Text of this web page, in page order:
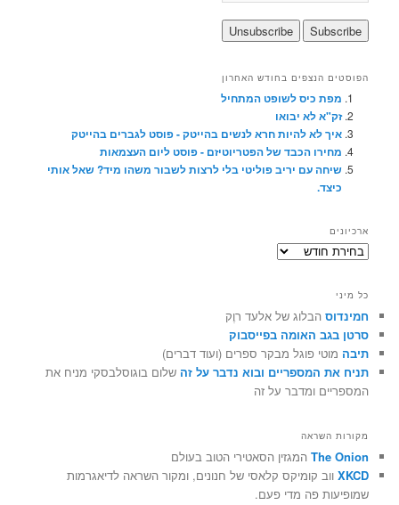
הפוסטים הנצפים בחודש האחרון
מפת כיס לשופט המתחיל
זק"א לא יבואו
איך לא להיות חרא לנשים בהייטק - פוסט לגברים בהייטק
מחירו הכבד של הפטריוטיזם - פוסט ליום העצמאות
שיחה עם יריב פוליטי בלי לרצות לשבור משהו מיד? שאל אותי
כיצד.
ארכיונים
ארכיונים
כל מיני
חמינדוס הבלוג של אלעד רוֶק
סרטן בגב האומה בפייסבוק
תיבה מוטי פוגל מבקר ספרים (ועוד דברים)
תניח את המספריים ובוא נדבר על זה שלום בוגוסלבסקי מניח את
המספריים ומדבר על זה
מקורות השראה
The Onion המגזין הסאטירי הטוב בעולם
XKCD ווב קומיקס קלאסי של חנונים, ומקור השראה לדיאגרמות
שמופיעות פה מדי פעם.